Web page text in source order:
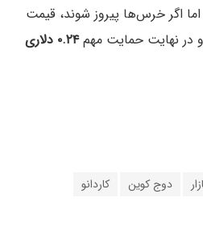
اگر خرس‌ها پیروز شوند، قیمت
و در نهایت حمایت مهم۰.۲۴ دلاری
دوج کوین کاردانو